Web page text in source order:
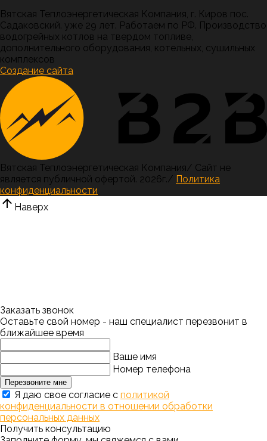
Вятская Теплоэнергетическая Компания, г. Киров пос.
Садаковский. уже 29 лет. Работаем по РФ. Производство
водогрейных котлов на твердом топливе,
дополнительного оборудования, котельных, сушильных
комплексов
Создание сайта
Вятская Теплоэнергетическая Компания/ Сайт не
является публичной офертой. 2026г./ Политика
конфиденциальности
Наверх
Заказать звонок
Оставьте свой номер - наш специалист перезвонит в
ближайшее время
Ваше имя
Номер телефона
Перезвоните мне
Я даю свое согласие с политикой
конфиденциальности в отношении обработки
персональных данных
Получить консультацию